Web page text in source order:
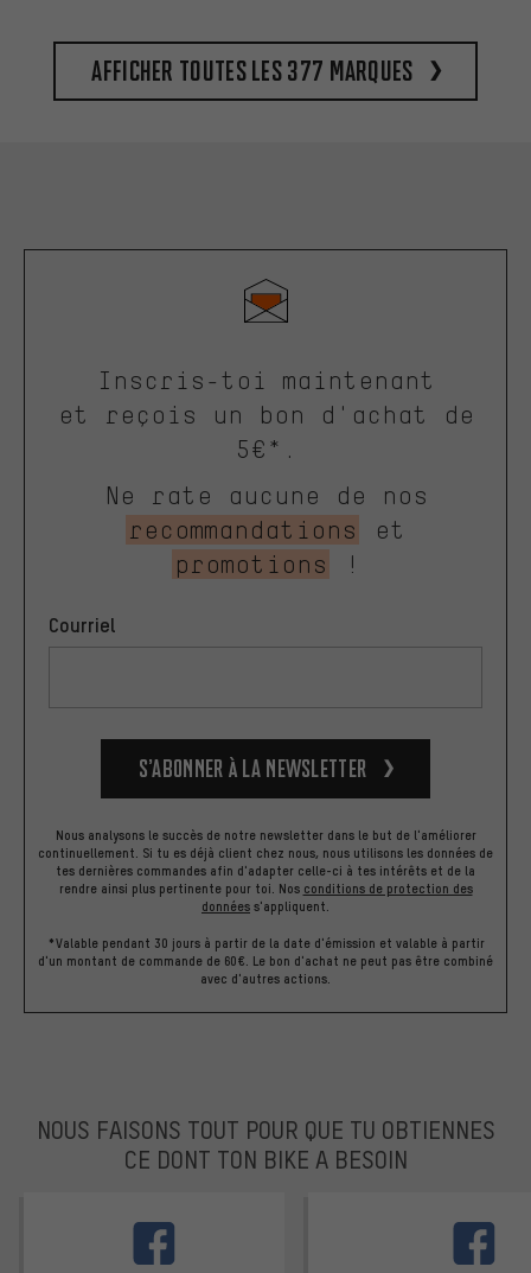
Afficher toutes les 377 marques
Inscris-toi maintenant
et reçois un bon d'achat de
5€*.
Ne rate aucune de nos
recommandations
et
promotions
!
Courriel
S’abonner à la newsletter
Nous analysons le succès de notre newsletter dans le but de l'améliorer
continuellement. Si tu es déjà client chez nous, nous utilisons les données de
tes dernières commandes afin d'adapter celle-ci à tes intérêts et de la
rendre ainsi plus pertinente pour toi. Nos conditions de protection des
données s'appliquent.
*Valable pendant 30 jours à partir de la date d'émission et valable à partir
d'un montant de commande de 60€. Le bon d'achat ne peut pas être combiné
avec d'autres actions.
NOUS FAISONS TOUT POUR QUE TU OBTIENNES
CE DONT TON BIKE A BESOIN